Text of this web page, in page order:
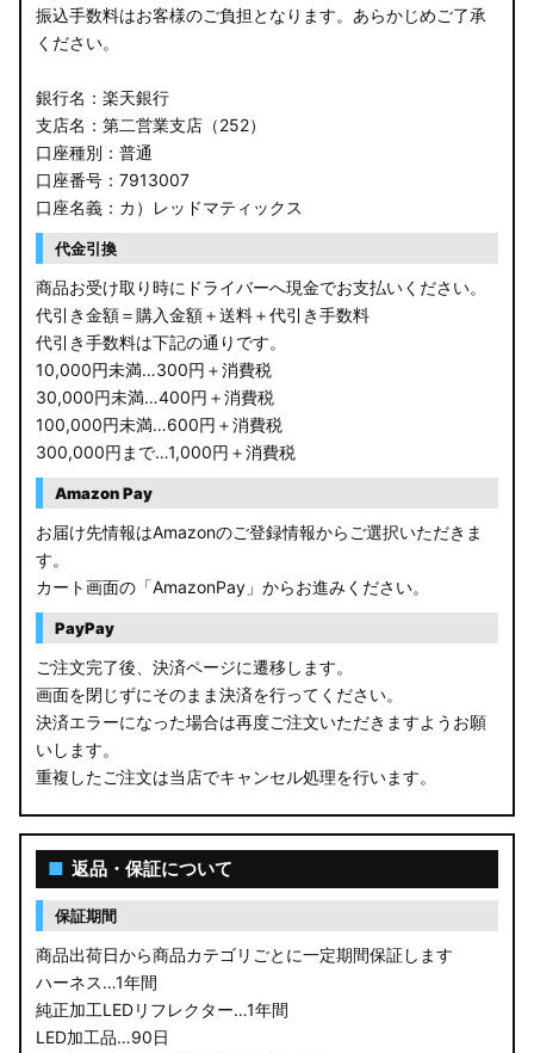
振込手数料はお客様のご負担となります。あらかじめご了承
ください。
銀行名：楽天銀行
支店名：第二営業支店（252）
口座種別：普通
口座番号：7913007
口座名義：カ）レッドマティックス
代金引換
商品お受け取り時にドライバーへ現金でお支払いください。
代引き金額＝購入金額＋送料＋代引き手数料
代引き手数料は下記の通りです。
10,000円未満…300円＋消費税
30,000円未満…400円＋消費税
100,000円未満…600円＋消費税
300,000円まで…1,000円＋消費税
Amazon Pay
お届け先情報はAmazonのご登録情報からご選択いただきま
す。
カート画面の「AmazonPay」からお進みください。
PayPay
ご注文完了後、決済ページに遷移します。
画面を閉じずにそのまま決済を行ってください。
決済エラーになった場合は再度ご注文いただきますようお願
いします。
重複したご注文は当店でキャンセル処理を行います。
■ 返品・保証について
保証期間
商品出荷日から商品カテゴリごとに一定期間保証します
ハーネス…1年間
純正加工LEDリフレクター…1年間
LED加工品…90日